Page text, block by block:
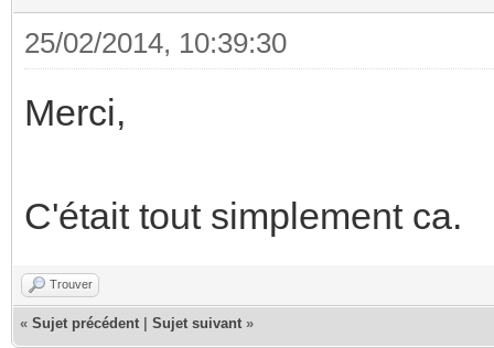
25/02/2014, 10:39:30
Merci,
C'était tout simplement ca.
Trouver
« Sujet précédent Sujet suivant »